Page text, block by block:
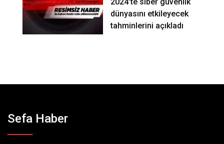
dünyasını etkileyecek
tahminlerini açıkladı
Sefa Haber